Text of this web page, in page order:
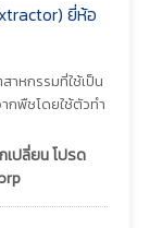
ยี่ห้อ
าหกรรมที่ใช้เป็น
กพืชโดยใช้ตัวทำ
เปลี่ยน โปรด